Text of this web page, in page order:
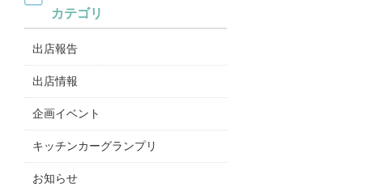
カテゴリ
出店報告
出店情報
企画イベント
キッチンカーグランプリ
お知らせ